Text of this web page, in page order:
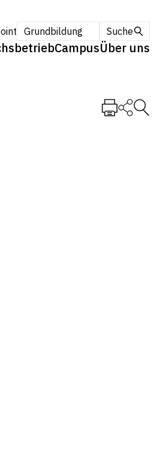
Grundbildung Suche
CampusÜber uns